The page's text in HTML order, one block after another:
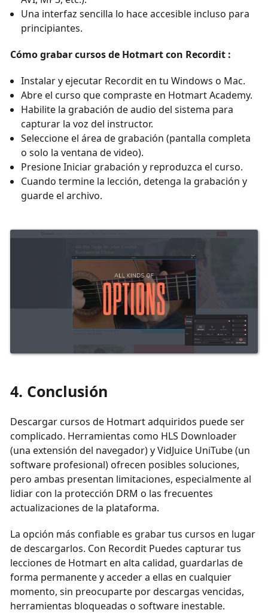
Una interfaz sencilla lo hace accesible incluso para
principiantes.
Cómo grabar cursos de Hotmart con Recordit :
Instalar y ejecutar Recordit en tu Windows o Mac.
Abre el curso que compraste en Hotmart Academy.
Habilite la grabación de audio del sistema para
capturar la voz del instructor.
Seleccione el área de grabación (pantalla completa
o solo la ventana de video).
Presione Iniciar grabación y reproduzca el curso.
Cuando termine la lección, detenga la grabación y
guarde el archivo.
4. Conclusión
Descargar cursos de Hotmart adquiridos puede ser
complicado. Herramientas como HLS Downloader
(una extensión del navegador) y VidJuice UniTube (un
software profesional) ofrecen posibles soluciones,
pero ambas presentan limitaciones, especialmente al
lidiar con la protección DRM o las frecuentes
actualizaciones de la plataforma.
La opción más confiable es grabar tus cursos en lugar
de descargarlos. Con Recordit Puedes capturar tus
lecciones de Hotmart en alta calidad, guardarlas de
forma permanente y acceder a ellas en cualquier
momento, sin preocuparte por descargas vencidas,
herramientas bloqueadas o software inestable.